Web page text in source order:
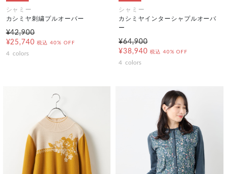
シャミー
カシミヤ刺繍プルオーバー
¥42,900
¥25,740 税込 40% OFF
4 colors
シャミー
カシミヤインターシャプルオーバ
ー
¥64,900
¥38,940 税込 40% OFF
4 colors